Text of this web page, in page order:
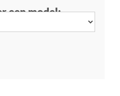
een model: